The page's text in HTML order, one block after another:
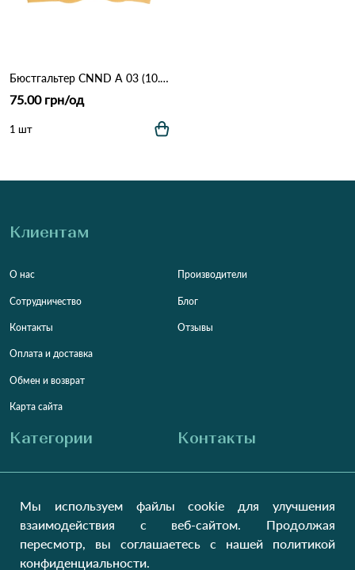
Бюстгальтер CNND А 03 (10.2) Оливковый
75.00 грн/од
1 шт
Клиентам
О нас
Сотрудничество
Контакты
Оплата и доставка
Обмен и возврат
Карта сайта
Производители
Блог
Отзывы
Категории
Для мужчин
Для детей
Домашний текстиль
Контакты
+380 (99) 387-81-50
Заказать звонок?
Пн-Пт 9:00 - 16:00
Мы используем файлы cookie для улучшения
взаимодействия с веб-сайтом. Продолжая
пересмотр, вы соглашаетесь с нашей политикой
конфиденциальности.